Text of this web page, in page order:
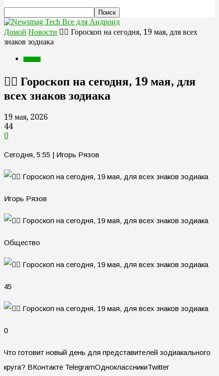
Все для Андроид
Домой Новости 🧙‍♀ Гороскоп на сегодня, 19 мая, для всех
знаков зодиака
🧙‍♀ Гороскоп на сегодня, 19 мая, для
всех знаков зодиака
19 мая, 2026
44
0
Сегодня, 5:55 | Игорь Рязов
Игорь Рязов
Общество
45
0
Что готовит новый день для представителей зодиакального
круга? ВКонтакте TelegramОдноклассникиTwitter